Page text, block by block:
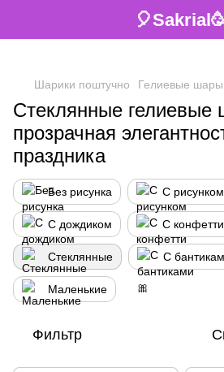
Шарики поштучно Гелиевые шары
Стеклянные
прозрачная
праздника
Без рисунка С рисунком
С дождиком С конфетти
Стеклянные С
Маленькие
Фильтр